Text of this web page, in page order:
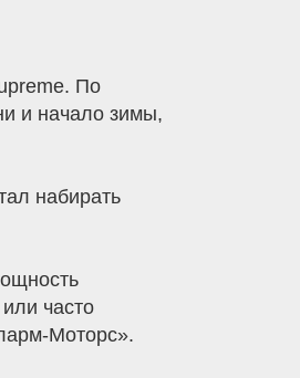
По
и начало зимы,
набирать
часто
Моторс».